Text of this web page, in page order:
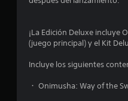
¡La Edición Deluxe incluye
(juego principal) y el Kit
Incluye los siguientes
・ Onimusha: Way of the